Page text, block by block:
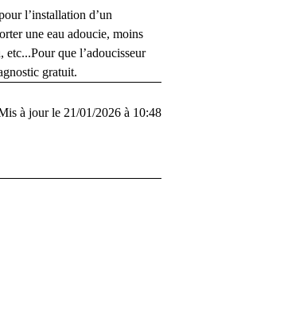
l’installation d’un
une eau adoucie, moins
que l’adoucisseur
gratuit.
à jour le 21/01/2026 à 10:48